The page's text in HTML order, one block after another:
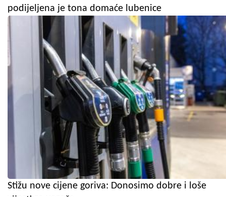
podijeljena je tona domaće lubenice
Stižu nove cijene goriva: Donosimo dobre i loše